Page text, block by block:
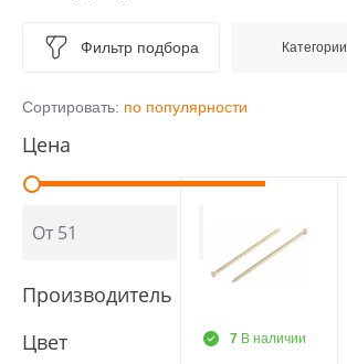
Фильтр подбора Категории
Сортировать: по популярности
Цена
Производитель
Цвет
7 В наличии